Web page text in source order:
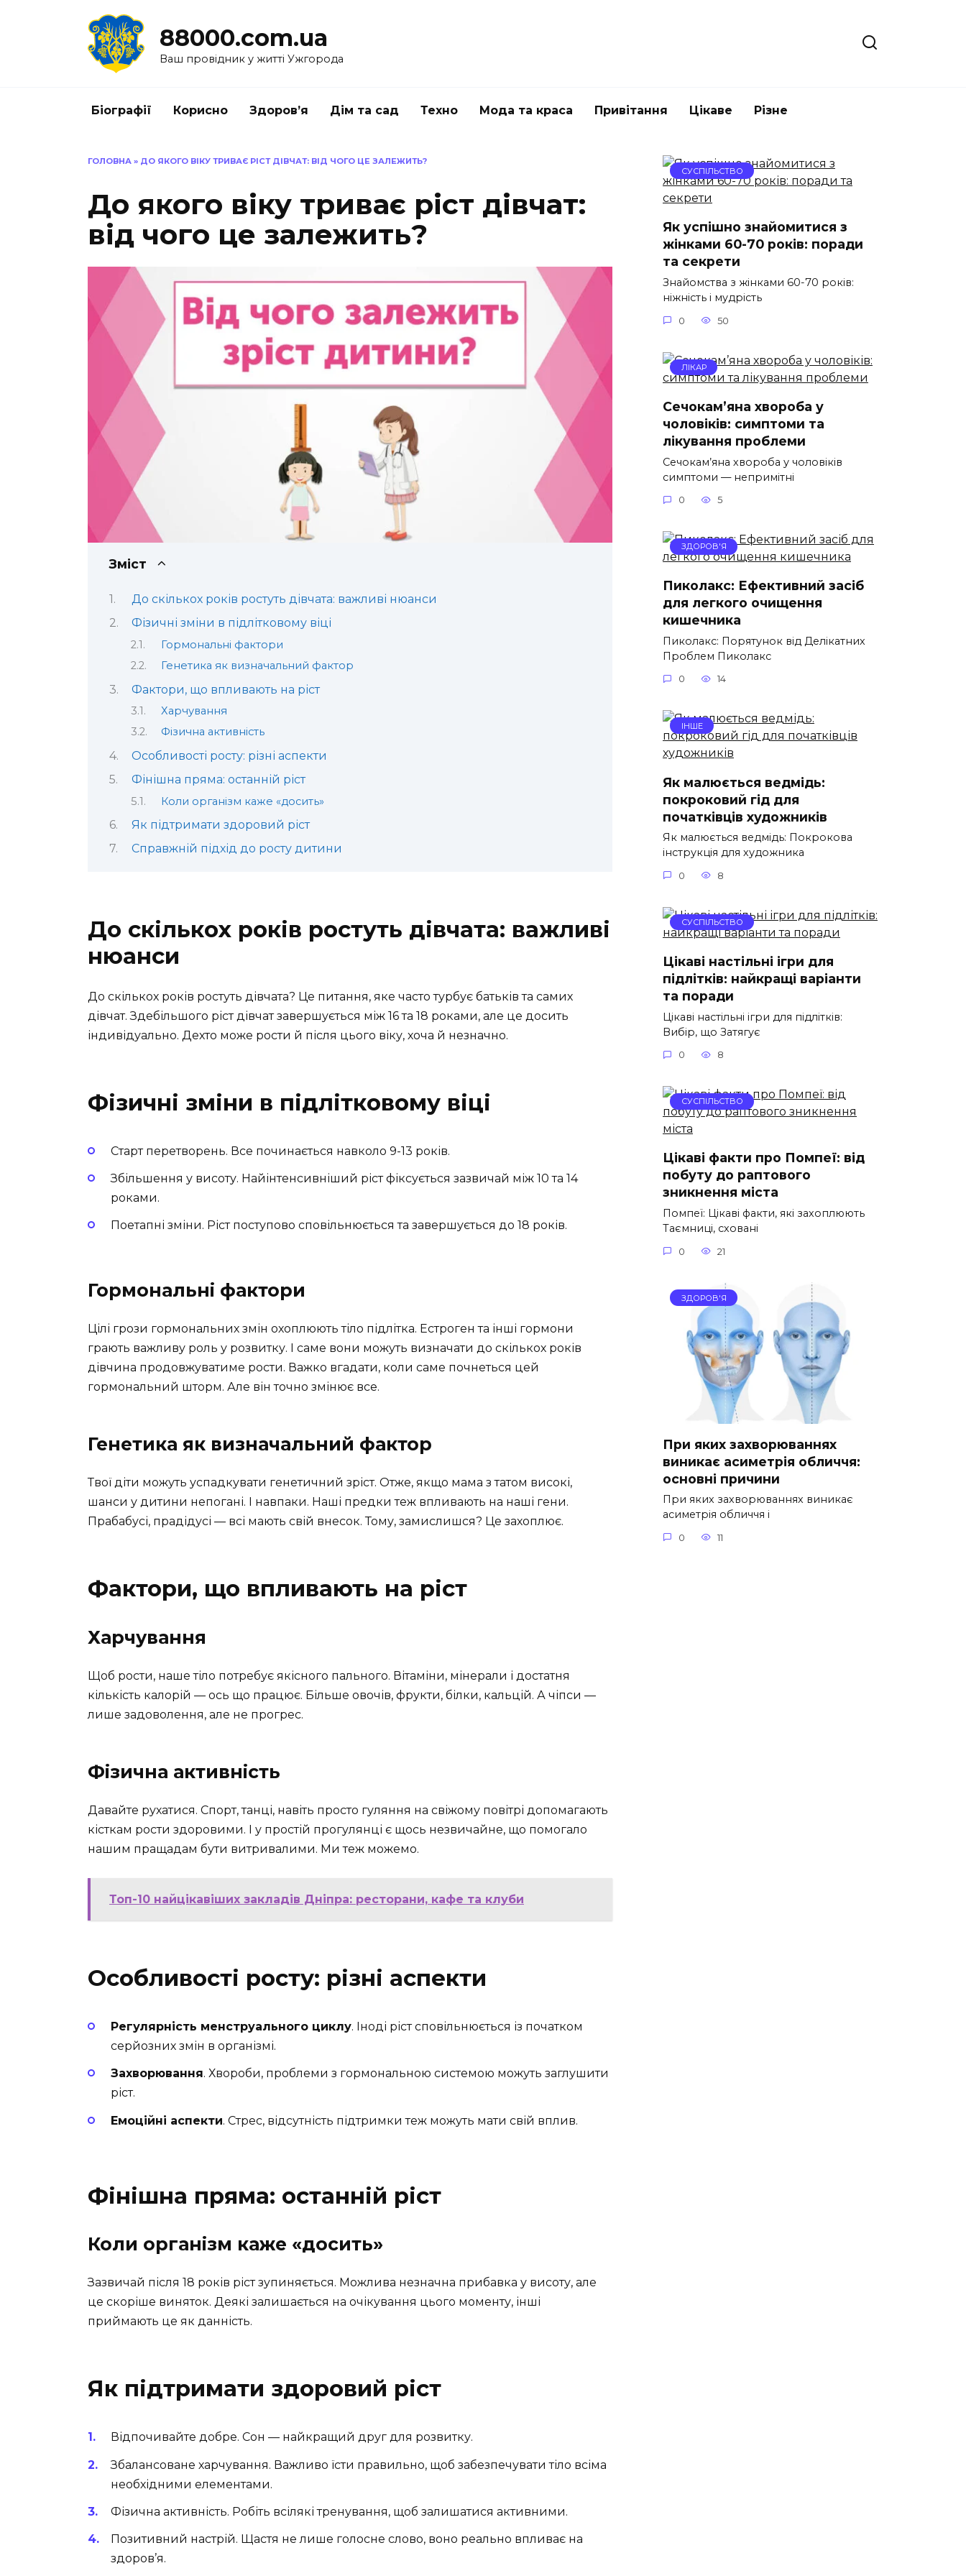
88000.com.ua
Ваш провідник у житті Ужгорода
Біографії Корисно Здоров’я Дім та сад Техно Мода та краса Привітання Цікаве Різне
ГОЛОВНА » ДО ЯКОГО ВІКУ ТРИВАЄ РІСТ ДІВЧАТ: ВІД ЧОГО ЦЕ ЗАЛЕЖИТЬ?
До якого віку триває ріст дівчат:
від чого це залежить?
Зміст
До скількох років ростуть дівчата: важливі нюанси
Фізичні зміни в підлітковому віці
Гормональні фактори
Генетика як визначальний фактор
Фактори, що впливають на ріст
Харчування
Фізична активність
Особливості росту: різні аспекти
Фінішна пряма: останній ріст
Коли організм каже «досить»
Як підтримати здоровий ріст
Справжній підхід до росту дитини
До скількох років ростуть дівчата: важливі
нюанси
До скількох років ростуть дівчата? Це питання, яке часто турбує батьків та самих
дівчат. Здебільшого ріст дівчат завершується між 16 та 18 роками, але це досить
індивідуально. Дехто може рости й після цього віку, хоча й незначно.
Фізичні зміни в підлітковому віці
Старт перетворень. Все починається навколо 9-13 років.
Збільшення у висоту. Найінтенсивніший ріст фіксується зазвичай між 10 та 14
роками.
Поетапні зміни. Ріст поступово сповільнюється та завершується до 18 років.
Гормональні фактори
Цілі грози гормональних змін охоплюють тіло підлітка. Естроген та інші гормони
грають важливу роль у розвитку. І саме вони можуть визначати до скількох років
дівчина продовжуватиме рости. Важко вгадати, коли саме почнеться цей
гормональний шторм. Але він точно змінює все.
Генетика як визначальний фактор
Твої діти можуть успадкувати генетичний зріст. Отже, якщо мама з татом високі,
шанси у дитини непогані. І навпаки. Наші предки теж впливають на наші гени.
Прабабусі, прадідусі — всі мають свій внесок. Тому, замислишся? Це захоплює.
Фактори, що впливають на ріст
Харчування
Щоб рости, наше тіло потребує якісного пального. Вітаміни, мінерали і достатня
кількість калорій — ось що працює. Більше овочів, фрукти, білки, кальцій. А чіпси —
лише задоволення, але не прогрес.
Фізична активність
Давайте рухатися. Спорт, танці, навіть просто гуляння на свіжому повітрі допомагають
кісткам рости здоровими. І у простій прогулянці є щось незвичайне, що помогало
нашим пращадам бути витривалими. Ми теж можемо.
Топ-10 найцікавіших закладів Дніпра: ресторани, кафе та клуби
Особливості росту: різні аспекти
Регулярність менструального циклу. Іноді ріст сповільнюється із початком
серйозних змін в організмі.
Захворювання. Хвороби, проблеми з гормональною системою можуть заглушити
ріст.
Емоційні аспекти. Стрес, відсутність підтримки теж можуть мати свій вплив.
Фінішна пряма: останній ріст
Коли організм каже «досить»
Зазвичай після 18 років ріст зупиняється. Можлива незначна прибавка у висоту, але
це скоріше виняток. Деякі залишається на очікування цього моменту, інші
приймають це як данність.
Як підтримати здоровий ріст
Відпочивайте добре. Сон — найкращий друг для розвитку.
Збалансоване харчування. Важливо їсти правильно, щоб забезпечувати тіло всіма
необхідними елементами.
Фізична активність. Робіть всілякі тренування, щоб залишатися активними.
Позитивний настрій. Щастя не лише голосне слово, воно реально впливає на
здоров’я.
СУСПІЛЬСТВО
Як успішно знайомитися з
жінками 60-70 років: поради
та секрети
Знайомства з жінками 60-70 років:
ніжність і мудрість
0 50
ЛІКАР
Сечокам’яна хвороба у
чоловіків: симптоми та
лікування проблеми
Сечокам’яна хвороба у чоловіків
симптоми — непримітні
0 5
ЗДОРОВ'Я
Пиколакс: Ефективний засіб
для легкого очищення
кишечника
Пиколакс: Порятунок від Делікатних
Проблем Пиколакс
0 14
ІНШЕ
Як малюється ведмідь:
покроковий гід для
початківців художників
Як малюється ведмідь: Покрокова
інструкція для художника
0 8
СУСПІЛЬСТВО
Цікаві настільні ігри для
підлітків: найкращі варіанти
та поради
Цікаві настільні ігри для підлітків:
Вибір, що Затягує
0 8
СУСПІЛЬСТВО
Цікаві факти про Помпеї: від
побуту до раптового
зникнення міста
Помпеї: Цікаві факти, які захоплюють
Таємниці, сховані
0 21
ЗДОРОВ'Я
При яких захворюваннях
виникає асиметрія обличчя:
основні причини
При яких захворюваннях виникає
асиметрія обличчя і
0 11